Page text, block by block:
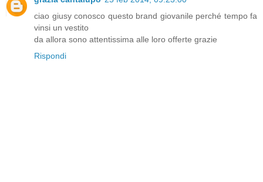
ciao giusy conosco questo brand giovanile perché tempo fa
vinsi un vestito
da allora sono attentissima alle loro offerte grazie
Rispondi